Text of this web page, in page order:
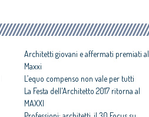
Architetti giovani e affermati premiati al
Maxxi
L’equo compenso non vale per tutti
La Festa dell'Architetto 2017 ritorna al
MAXXI